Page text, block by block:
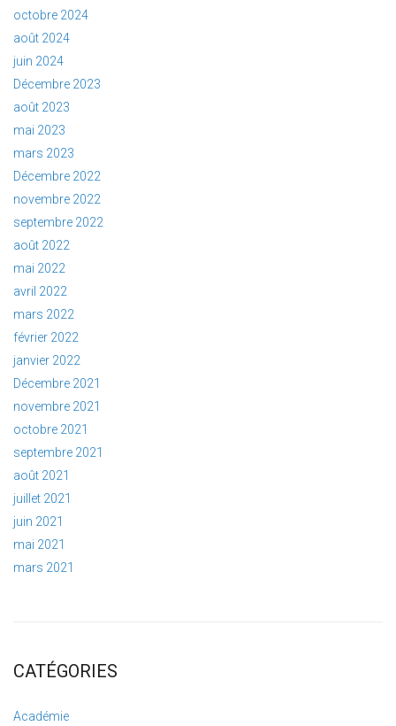
octobre 2024
août 2024
juin 2024
Décembre 2023
août 2023
mai 2023
mars 2023
Décembre 2022
novembre 2022
septembre 2022
août 2022
mai 2022
avril 2022
mars 2022
février 2022
janvier 2022
Décembre 2021
novembre 2021
octobre 2021
septembre 2021
août 2021
juillet 2021
juin 2021
mai 2021
mars 2021
CATÉGORIES
Académie